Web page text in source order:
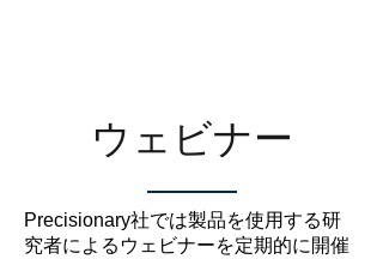
​ウェビナー
Precisionary社では製品を使用する研
究者によるウェビナーを定期的に開催